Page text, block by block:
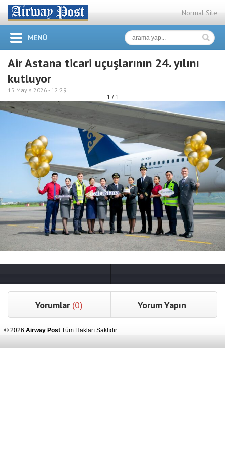
Normal Site
MENÜ
Air Astana ticari uçuşlarının 24. yılını
kutluyor
15 Mayıs 2026 - 12:29
1 / 1
Yorumlar (0) Yorum Yapın
© 2026 Airway Post Tüm Hakları Saklıdır.